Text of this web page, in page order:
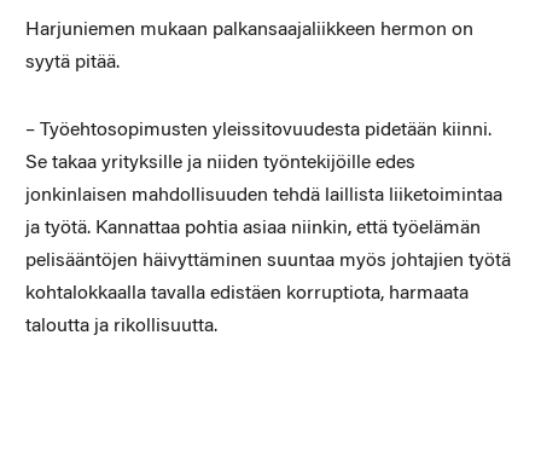
Harjuniemen mukaan palkansaajaliikkeen hermon on
syytä pitää.
– Työehtosopimusten yleissitovuudesta pidetään kiinni.
Se takaa yrityksille ja niiden työntekijöille edes
jonkinlaisen mahdollisuuden tehdä laillista liiketoimintaa
ja työtä. Kannattaa pohtia asiaa niinkin, että työelämän
pelisääntöjen häivyttäminen suuntaa myös johtajien työtä
kohtalokkaalla tavalla edistäen korruptiota, harmaata
taloutta ja rikollisuutta.